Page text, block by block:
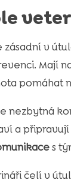
zásadní v
Mají
pomáhat
nezbytná
a
s
čelí v